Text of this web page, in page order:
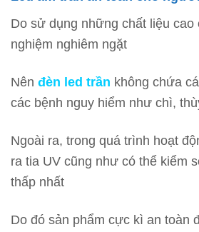
Do sử dụng những chất liệu
nghiệm nghiêm ngặt
Nên đèn led trần không chứa
các bệnh nguy hiểm như chì,
Ngoài ra, trong quá trình hoạt
ra tia UV cũng như có thể kiểm
thấp nhất
Do đó sản phẩm cực kì an toàn